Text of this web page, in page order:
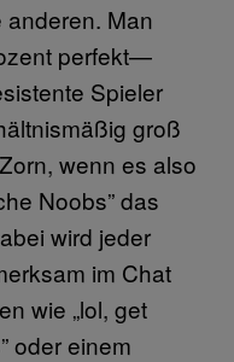
anderen. Man
perfekt—
Spieler
groß
wenn es also
Noobs” das
wird jeder
im Chat
wie „lol, get
oder einem